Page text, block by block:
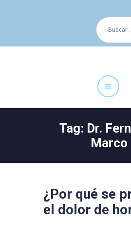
Buscar:
Tag: Dr.
Marco
Cuadro Médico
Especialidades
¿Por qué se
el dolor de